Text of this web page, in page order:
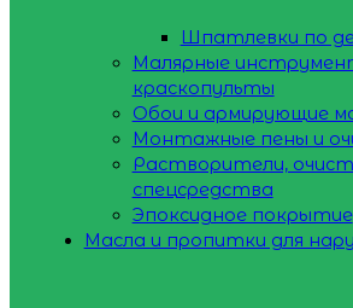
Шпатлевки по
Малярные
краскопульты
Обои и армирующие
Монтажные пены и
Растворители,
спецсредства
Эпоксидное покрытие
Масла и пропитки для